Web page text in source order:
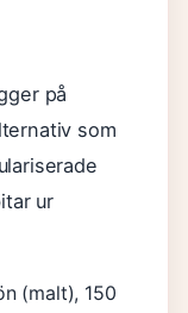
på
som
ur
(malt), 150